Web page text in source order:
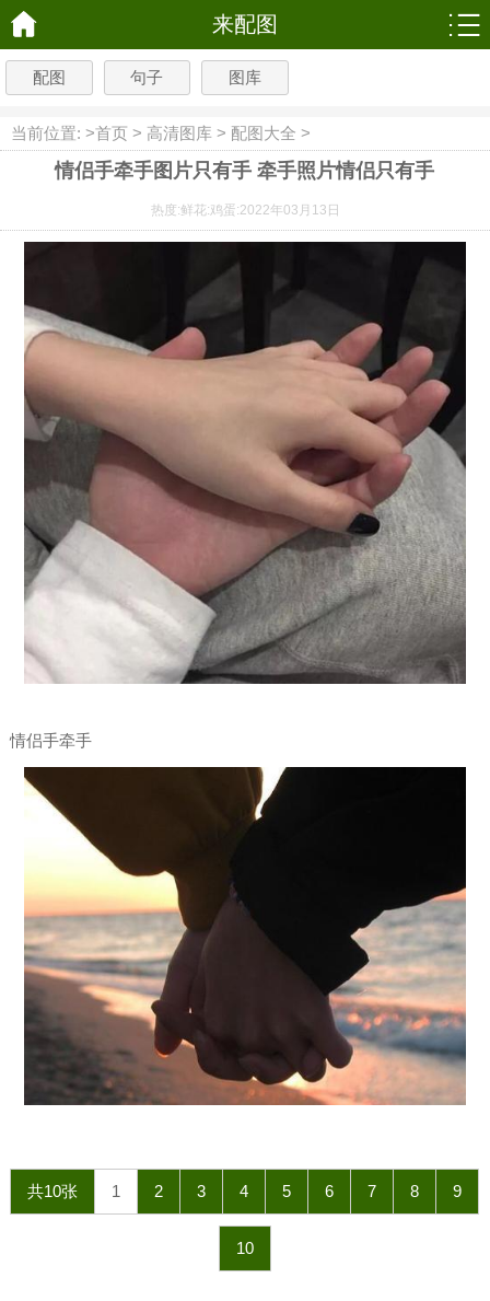
来配图
配图 句子 图库
当前位置: >首页 > 高清图库 > 配图大全 >
情侣手牵手图片只有手 牵手照片情侣只有手
热度:鲜花:鸡蛋:2022年03月13日
情侣手牵手
共10张 1 2 3 4 5 6 7 8 9
10